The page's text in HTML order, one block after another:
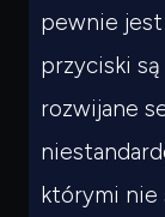
pewnie jest
przyciski
rozwijane
którymi nie